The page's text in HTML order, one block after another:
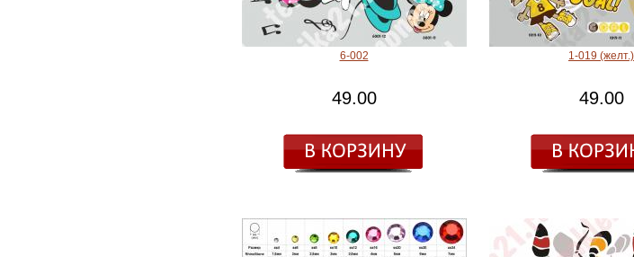
6-002
49.00
1-019 (желт.)
49.00